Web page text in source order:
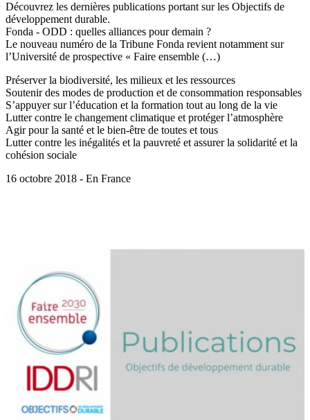
Découvrez les dernières publications portant sur les Objectifs de
développement durable.
Fonda - ODD : quelles alliances pour demain ?
Le nouveau numéro de la Tribune Fonda revient notamment sur
l’Université de prospective « Faire ensemble (…)
Préserver la biodiversité, les milieux et les ressources
Soutenir des modes de production et de consommation responsables
S’appuyer sur l’éducation et la formation tout au long de la vie
Lutter contre le changement climatique et protéger l’atmosphère
Agir pour la santé et le bien-être de toutes et tous
Lutter contre les inégalités et la pauvreté et assurer la solidarité et la
cohésion sociale
16 octobre 2018 - En France